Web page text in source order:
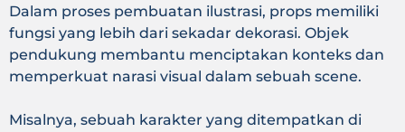
Dalam proses pembuatan ilustrasi, props memiliki
fungsi yang lebih dari sekadar dekorasi. Objek
pendukung membantu menciptakan konteks dan
memperkuat narasi visual dalam sebuah scene.
Misalnya, sebuah karakter yang ditempatkan di